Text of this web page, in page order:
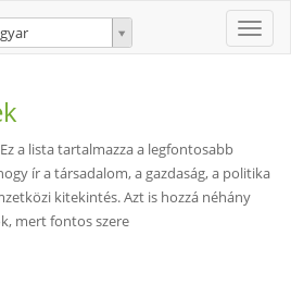
Toggle
a lista tartalmazza a legfontosabb
ír a társadalom, a gazdaság, a politika
kitekintés. Azt is hozzá néhány
mert fontos szere